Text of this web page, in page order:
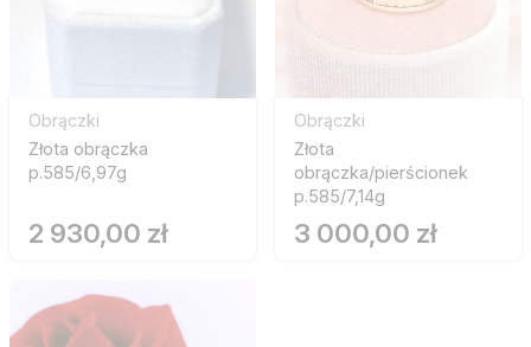
Obrączki
Złota obrączka
p.585/6,97g
2 930,00 zł
Obrączki
Złota
obrączka/pierścionek
p.585/7,14g
3 000,00 zł